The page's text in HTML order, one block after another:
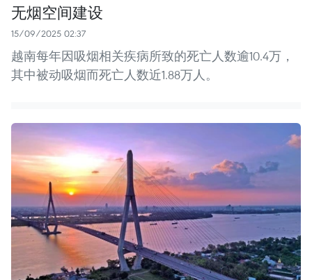
无烟空间建设
15/09/2025 02:37
越南每年因吸烟相关疾病所致的死亡人数逾10.4万，
其中被动吸烟而死亡人数近1.88万人。